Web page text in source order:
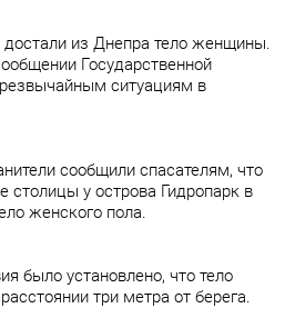
достали из Днепра тело женщины.
Государственной
ситуациям в
сообщили спасателям, что
столицы у острова Гидропарк в
женского пола.
было установлено, что тело
три метра от берега.